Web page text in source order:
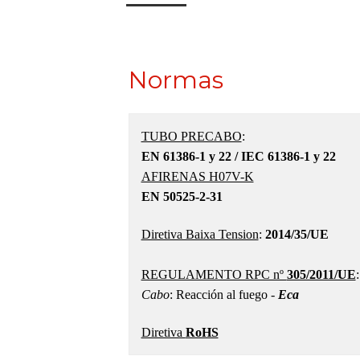
Normas
TUBO PRECABO:
EN 61386-1 y 22 / IEC 61386-1 y 22
AFIRENAS H07V-K
EN 50525-2-31
Diretiva Baixa Tension: 2014/35/UE
REGULAMENTO RPC nº 305/2011/UE
Cabo: Reacción al fuego - Eca
Diretiva RoHS